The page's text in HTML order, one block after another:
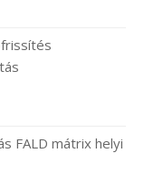
FALD mátrix helyi